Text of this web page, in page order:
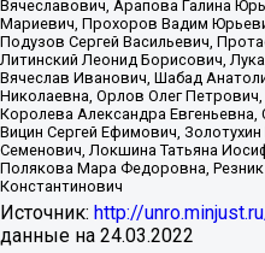
Вячеславович, Арапова Галина
Мариевич, Прохоров Вадим
Подузов Сергей Васильевич,
Литинский Леонид Борисович,
Вячеслав Иванович, Шабад
Николаевна, Орлов Олег
Королева Александра
Вицин Сергей Ефимович,
Семенович, Локшина Татьяна
Полякова Мара Федоровна,
Константинович
Источник: http://
данные на 24.03.2022